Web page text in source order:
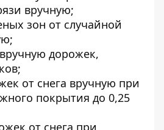
вручную;
зон от случайной
дорожек,
от снега вручную при
покрытия до 0,25
от снега при